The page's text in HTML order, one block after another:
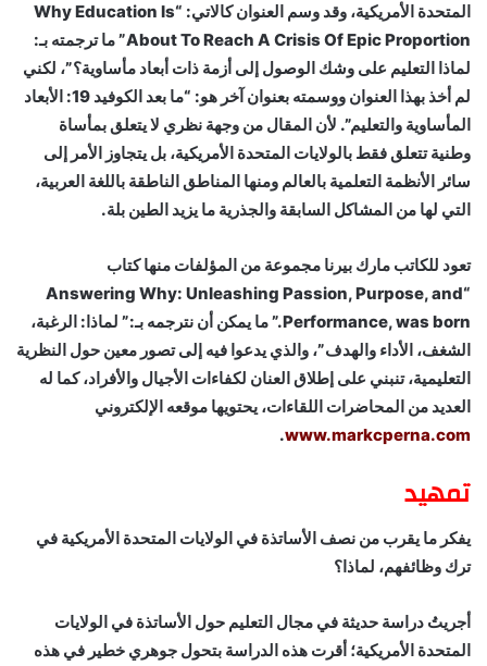
المتحدة الأمريكية، وقد وسم العنوان كالاتي: “Why Education Is
About To Reach A Crisis Of Epic Proportion” ما ترجمته بـ:
لماذا التعليم على وشك الوصول إلى أزمة ذات أبعاد مأساوية؟”، لكني
لم أخذ بهذا العنوان ووسمته بعنوان آخر هو: “ما بعد الكوفيد 19: الأبعاد
المأساوية والتعليم”. لأن المقال من وجهة نظري لا يتعلق بمأساة
وطنية تتعلق فقط بالولايات المتحدة الأمريكية، بل يتجاوز الأمر إلى
سائر الأنظمة التعلمية بالعالم ومنها المناطق الناطقة باللغة العربية،
التي لها من المشاكل السابقة والجذرية ما يزيد الطين بلة.
تعود للكاتب مارك بيرنا مجموعة من المؤلفات منها كتاب
“Answering Why: Unleashing Passion, Purpose, and
Performance, was born.” ما يمكن أن نترجمه بـ:” لماذا: الرغبة،
الشغف، الأداء والهدف”، والذي يدعوا فيه إلى تصور معين حول النظرية
التعليمية، تنبني على إطلاق العنان لكفاءات الأجيال والأفراد، كما له
العديد من المحاضرات اللقاءات، يحتويها موقعه الإلكتروني
www.markcperna.com
.
تمهيد
يفكر ما يقرب من نصف الأساتذة في الولايات المتحدة الأمريكية في
ترك وظائفهم، لماذا؟
أجريتُ دراسة حديثة في مجال التعليم حول الأساتذة في الولايات
المتحدة الأمريكية؛ أقرت هذه الدراسة بتحول جوهري خطير في هذه